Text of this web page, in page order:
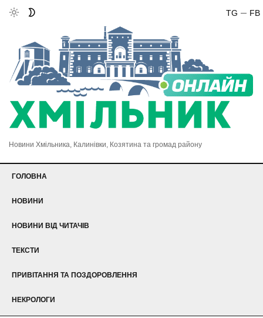
FB
TG
Новини Хмільника, Калинівки, Козятина та громад району
ГОЛОВНА
НОВИНИ
НОВИНИ ВІД ЧИТАЧІВ
ТЕКСТИ
ПРИВІТАННЯ ТА ПОЗДОРОВЛЕННЯ
НЕКРОЛОГИ